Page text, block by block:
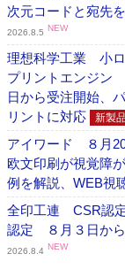
次元コードと宛先
2026.8.5 NEW
理想科学工業 小ロ
プリントエンジン
日から受注開始、
リントに対応
新製
アイワード ８月
欧文印刷が視覚障
例を解説、WEB視
全印工連 CSR認
認定 ８月３日から
2026.8.4 NEW